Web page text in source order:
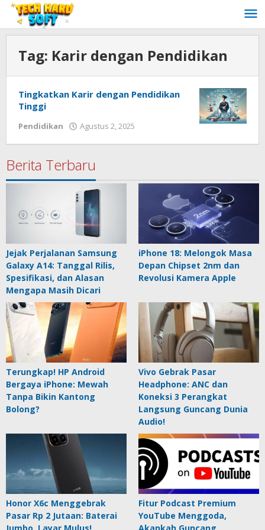
Lewati
konten
Tag: Karir dengan Pendidikan
Tingkatkan Karir dengan Pendidikan
Tinggi
Pendidikan Agustus 2, 2025
Techhardsoft
Berita Terbaru
Jejak Perjalanan Samsung
Galaxy A14: Tanggal Rilis,
Spesifikasi, dan Alasan
Mengapa Masih Dicari
iPhone 18: Melongok Masa
Depan Chipset 2nm dan
Revolusi Kamera Apple
Terungkap! HP Android
Bergaya iPhone: Mewah
Tanpa Bikin Kantong
Bolong?
Vivo Gebrak Pasar
Headphone: ANC dan
Koneksi 3 Perangkat
Langsung Guncang Dunia
Audio!
Honor X6c Menggebrak
Pasar Rp 2 Jutaan: Baterai
Fitur Podcast Premium
YouTube Menggoda,